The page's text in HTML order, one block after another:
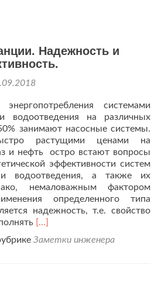
Надежность и
системами
водоотведения на различных
занимают насосные системы.
растущими ценами на
и нефть остро встают вопросы
эффективности систем
и водоотведения, а также их
немаловажным фактором
определенного типа
надежность, т.е. свойство
Читать
проНасосные
[…]
Заметки инженера